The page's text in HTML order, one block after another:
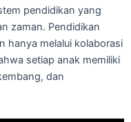
pendidikan yang
zaman. Pendidikan
hanya melalui kolaborasi
setiap anak memiliki
dan